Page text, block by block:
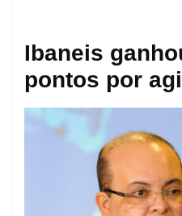
Ibaneis
pontos por